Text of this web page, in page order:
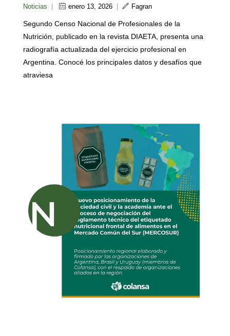
Noticias enero 13, 2026 Fagran
Segundo Censo Nacional de Profesionales de la
Nutrición, publicado en la revista DIAETA, presenta una
radiografía actualizada del ejercicio profesional en
Argentina. Conocé los principales datos y desafíos que
atraviesa